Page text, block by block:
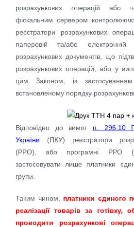
розрахункових операцій або
фіскальним сервером
реєстратори розрахункових
паперовій та/або електронній
розрахункових документів, що
розрахункових операцій, або у
цим Законом, із
встановленому порядку
Відповідно до вимог п. 296.10
України (ПКУ) реєстратори
(РРО), або програмні РРО
застосовувати лише платники
групи.
Таким чином, платники єдиного
реалізації товарів за готівку,
проводити розрахункові